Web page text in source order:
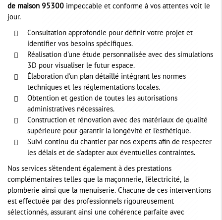
de maison 95300 impeccable et conforme à vos attentes voit le
jour.
Consultation approfondie pour définir votre projet et
identifier vos besoins spécifiques.
Réalisation d'une étude personnalisée avec des simulations
3D pour visualiser le futur espace.
Élaboration d'un plan détaillé intégrant les normes
techniques et les réglementations locales.
Obtention et gestion de toutes les autorisations
administratives nécessaires.
Construction et rénovation avec des matériaux de qualité
supérieure pour garantir la longévité et l'esthétique.
Suivi continu du chantier par nos experts afin de respecter
les délais et de s'adapter aux éventuelles contraintes.
Nos services s'étendent également à des prestations
complémentaires telles que la maçonnerie, l'électricité, la
plomberie ainsi que la menuiserie. Chacune de ces interventions
est effectuée par des professionnels rigoureusement
sélectionnés, assurant ainsi une cohérence parfaite avec